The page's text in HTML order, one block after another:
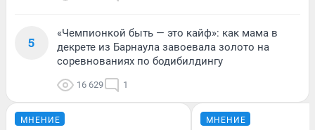
5
«Чемпионкой быть — это кайф»: как мама в
декрете из Барнаула завоевала золото на
соревнованиях по бодибилдингу
16 629 1
МНЕНИЕ МНЕНИЕ